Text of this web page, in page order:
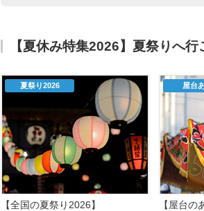
【夏休み特集2026】夏祭りへ
夏祭り2026
【全国の夏祭り2026】
屋台
【屋台